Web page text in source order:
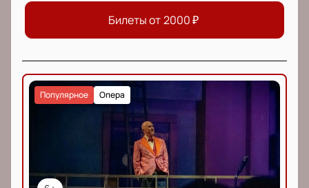
Билеты от 2000₽
Опера
Популярное